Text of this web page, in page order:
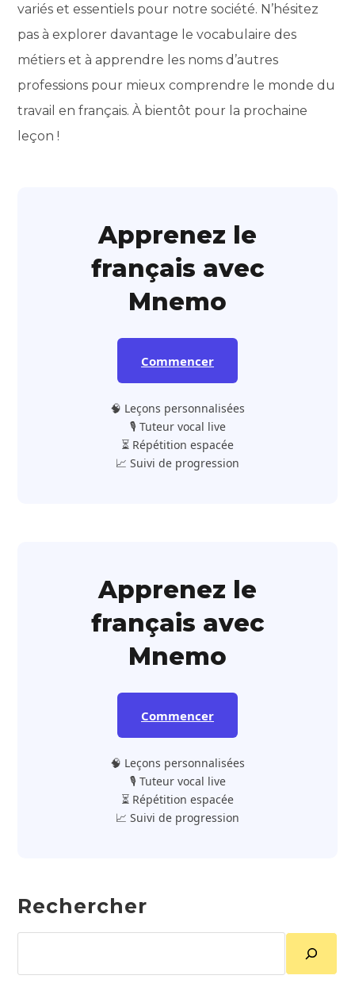
variés et essentiels pour notre société. N’hésitez
pas à explorer davantage le vocabulaire des
métiers et à apprendre les noms d’autres
professions pour mieux comprendre le monde du
travail en français. À bientôt pour la prochaine
leçon !
Apprenez le
français avec
Mnemo
Commencer
🧠 Leçons personnalisées
🎙️ Tuteur vocal live
⏳ Répétition espacée
📈 Suivi de progression
Apprenez le
français avec
Mnemo
Commencer
🧠 Leçons personnalisées
🎙️ Tuteur vocal live
⏳ Répétition espacée
📈 Suivi de progression
Rechercher